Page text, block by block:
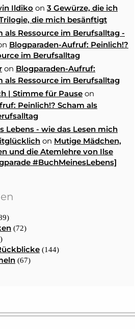
Ildiko on 3 Gewürze, die ich
die mich besänftigt
als Ressource im Berufsalltag -
Blogparaden-Aufruf: Peinlich!?
im Berufsalltag
on Blogparaden-Aufruf:
als Ressource im Berufsalltag
| Stimme für Pause on
Peinlich!? Scham als
Lebens - wie das Lesen mich
on Mutige Mädchen,
und die Atemlehre von Ilse
#BuchMeinesLebens]
(72)
(144)
(67)